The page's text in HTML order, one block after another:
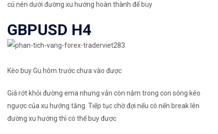
cú nén dưới đường xu hướng hoàn thành để buy
GBPUSD H4
Kèo buy Gu hôm trước chưa vào được
Giá rớt khỏi đường ema nhưng vẫn còn nằm trong con sóng kéo
ngược của xu hướng tăng. Tiếp tục chờ đợi nếu có nến break lên
đường xu hướng thì có thể buy được